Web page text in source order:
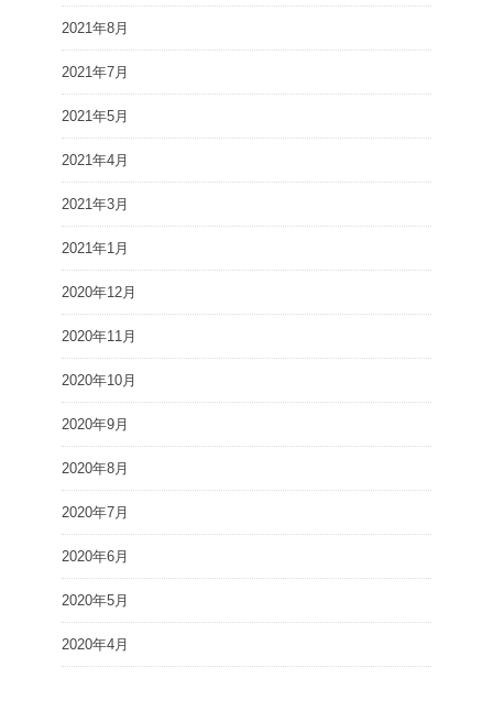
2021年8月
2021年7月
2021年5月
2021年4月
2021年3月
2021年1月
2020年12月
2020年11月
2020年10月
2020年9月
2020年8月
2020年7月
2020年6月
2020年5月
2020年4月